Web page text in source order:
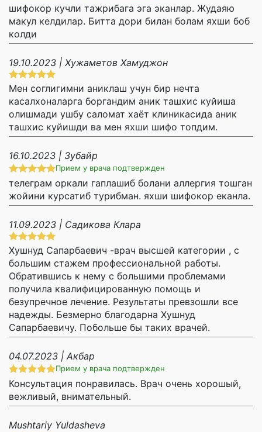
шифокор кучли тажрибага эга эканлар. Жудаяю
макул келдилар. Битта дори билан болам яхши боб
колди
19.10.2023 | Хужаметов Хамуджон
Мен соглигимни аниклаш учун бир нечта
касалхоналарга боргандим аник ташхис куйиша
олишмади ушбу саломат хаёт клиникасида аник
ташхис куйишди ва мен яхши шифо топдим.
16.10.2023 | Зубайр
Прием у врача подтвержден
телеграм оркали гаплашиб болани аллергия тошган
жойини курсатиб турибман. яхши шифокор еканла.
11.09.2023 | Садикова Клара
Хушнуд Сапарбаевич -врач высшей категории , с
большим стажем профессиональной работы.
Обратившись к нему с большими проблемами
получила квалифицированную помощь и
безупречное лечение. Результаты превзошли все
надежды. Безмерно благодарна Хушнуд
Сапарбаевичу. Побольше бы таких врачей.
04.07.2023 | Акбар
Прием у врача подтвержден
Консультация понравилась. Врач очень хорошый,
вежливый, внимательный.
Mushtariy Yuldasheva